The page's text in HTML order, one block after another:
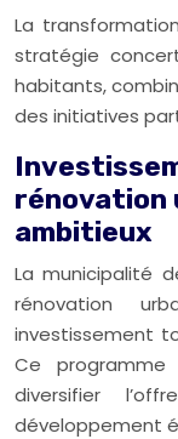
La
stratégie
habitants,
des initiatives
rénovation
ambitieux
La municipalité
rénovation
investissement
Ce
diversifier
développement